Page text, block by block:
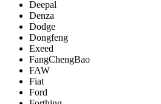
Deepal
Denza
Dodge
Dongfeng
Exeed
FangChengBao
FAW
Fiat
Ford